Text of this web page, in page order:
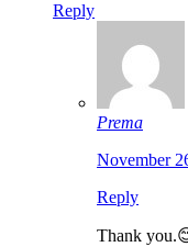
Reply
Prema
November
Reply
Thank